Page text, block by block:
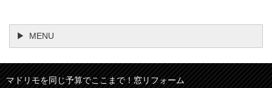
MENU
マドリモを同じ予算でここまで！窓リフォーム